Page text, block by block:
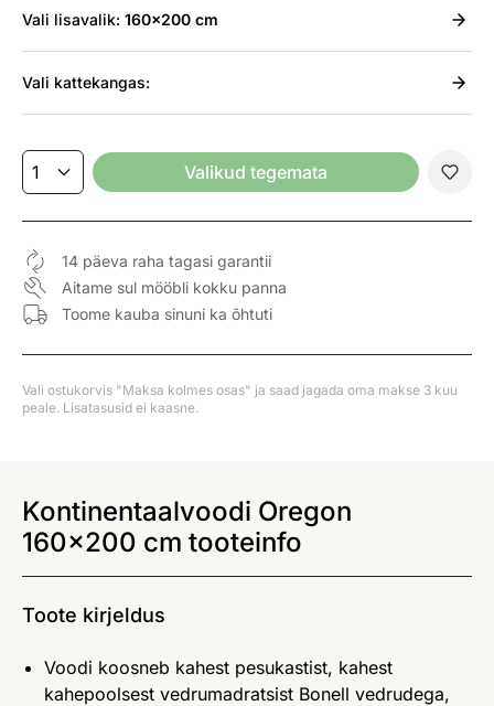
Vali lisavalik: 160x200 cm
Vali kattekangas:
Valikud tegemata
14 päeva raha tagasi garantii
Aitame sul mööbli kokku panna
Toome kauba sinuni ka õhtuti
Vali ostukorvis "Maksa kolmes osas" ja saad jagada oma makse 3 kuu
peale. Lisatasusid ei kaasne.
Kontinentaalvoodi Oregon
160x200 cm tooteinfo
Toote kirjeldus
Voodi koosneb kahest pesukastist, kahest
kahepoolsest vedrumadratsist Bonell vedrudega,